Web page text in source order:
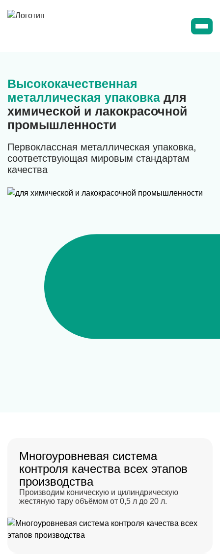
Высококачественная
металлическая упаковка для
химической и лакокрасочной
промышленности
Первоклассная металлическая упаковка,
соответствующая мировым стандартам
качества
Многоуровневая система
контроля качества всех этапов
производства
Производим коническую и цилиндрическую
жестяную тару объёмом от 0,5 л до 20 л.